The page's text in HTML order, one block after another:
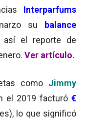
Interparfums
su
balance
así el reporte de
Ver artículo.
como Jimmy
el 2019 facturó €
lo que significó